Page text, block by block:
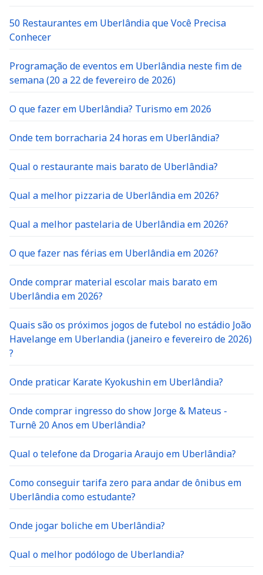
50 Restaurantes em Uberlândia que Você Precisa
Conhecer
Programação de eventos em Uberlândia neste fim de
semana (20 a 22 de fevereiro de 2026)
O que fazer em Uberlândia? Turismo em 2026
Onde tem borracharia 24 horas em Uberlândia?
Qual o restaurante mais barato de Uberlândia?
Qual a melhor pizzaria de Uberlândia em 2026?
Qual a melhor pastelaria de Uberlândia em 2026?
O que fazer nas férias em Uberlândia em 2026?
Onde comprar material escolar mais barato em
Uberlândia em 2026?
Quais são os próximos jogos de futebol no estádio João
Havelange em Uberlandia (janeiro e fevereiro de 2026)
?
Onde praticar Karate Kyokushin em Uberlândia?
Onde comprar ingresso do show Jorge & Mateus -
Turnê 20 Anos em Uberlândia?
Qual o telefone da Drogaria Araujo em Uberlândia?
Como conseguir tarifa zero para andar de ônibus em
Uberlândia como estudante?
Onde jogar boliche em Uberlândia?
Qual o melhor podólogo de Uberlandia?